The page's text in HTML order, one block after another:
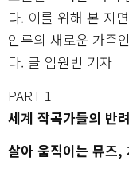
다. 이를 위해 본 지
인류의 새로운 가족
다. 글 임원빈 기자
PART 1
세계 작곡가들의 반
살아 움직이는 뮤즈,